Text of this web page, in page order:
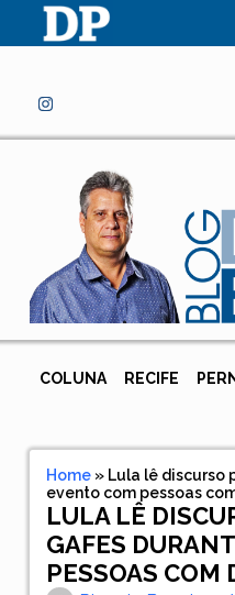
COLUNA RECIFE
Home» Lula lê discurso
evento com pessoas
LULA LÊ
GAFES
PESSOAS COM